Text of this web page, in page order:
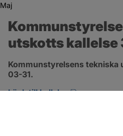
Maj
utskotts kallelse
Kommunstyrelsens
03-31.
Länk till kallelse
pdf,